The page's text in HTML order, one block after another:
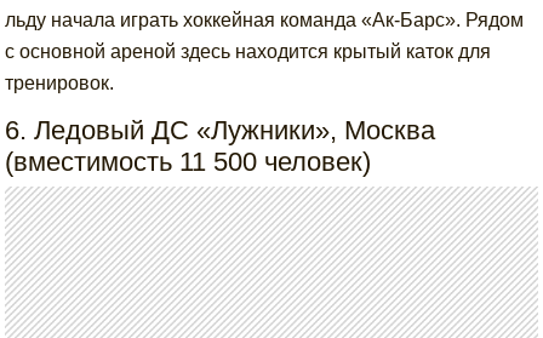
льду начала играть хоккейная команда «Ак-Барс». Рядом
с основной ареной здесь находится крытый каток для
тренировок.
6. Ледовый ДС «Лужники», Москва
(вместимость 11 500 человек)